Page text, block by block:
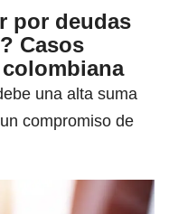
por deudas
Casos
una alta suma
compromiso de